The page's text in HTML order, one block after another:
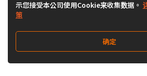
示您接受本公司使用Cookie来收集数据。
策
确定